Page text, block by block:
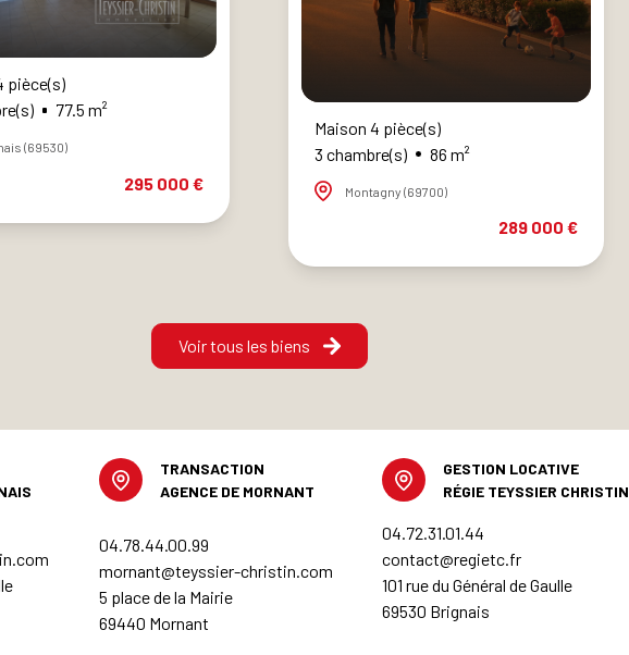
pièce(s)
77.5 m²
(69530)
295 000 €
Maison 4 pièce(s)
3 chambre(s)
86 m²
Montagny (69700)
289 000 €
Voir tous les biens
TRANSACTION
AGENCE DE MORNANT
04.78.44.00.99
mornant@teyssier-christin.com
5 place de la Mairie
69440 Mornant
GESTION LOCATIVE
RÉGIE TEYSSIER CHRISTIN
04.72.31.01.44
contact@regietc.fr
101 rue du Général de Gaulle
69530 Brignais